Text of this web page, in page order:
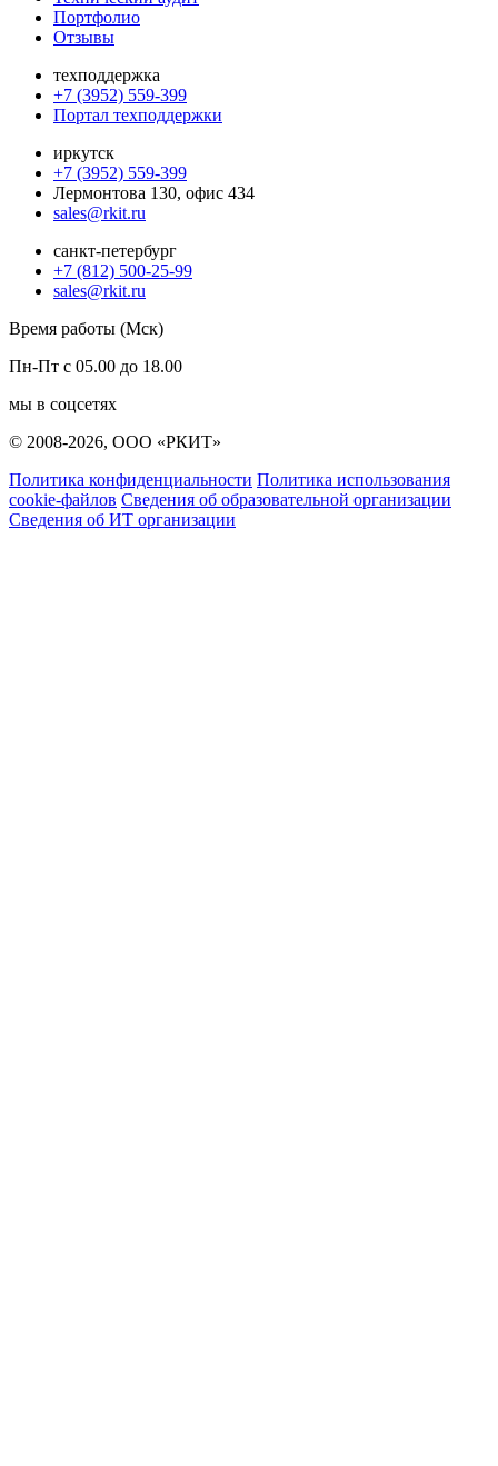
Портфолио
Отзывы
техподдержка
+7 (3952) 559-399
Портал техподдержки
иркутск
+7 (3952) 559-399
Лермонтова 130, офис 434
sales@rkit.ru
санкт-петербург
+7 (812) 500-25-99
sales@rkit.ru
Время работы (Мск)
Пн-Пт с 05.00 до 18.00
мы в соцсетях
© 2008-2026, ООО «РКИТ»
Политика конфиденциальности Политика использования
cookie-файлов Сведения об образовательной организации
Сведения об ИТ организации